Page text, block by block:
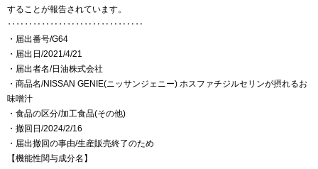
することが報告されています。
‥‥‥‥‥‥‥‥‥‥‥‥‥‥‥‥
・届出番号/G64
・届出日/2021/4/21
・届出者名/日油株式会社
・商品名/NISSAN GENIE(ニッサンジェニー) ホスファチジルセリンが摂れるお
味噌汁
・食品の区分/加工食品(その他)
・撤回日/2024/2/16
・届出撤回の事由/生産販売終了のため
【機能性関与成分名】